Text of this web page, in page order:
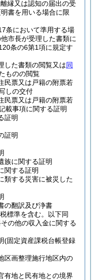
縁又は認知の届出の受
書を用いる場合に限
条において準用する場
市長が受理した書類に
条の6第1項に規定す
した書類の閲覧又は同
ものの閲覧
民票又は戸籍の附票若
しの交付
民票又は戸籍の附票若
載事項に関する証明
証明
証明
族に関する証明
関する証明
類する災害に被災した
の翻訳及び浄書
標準を含む。以下同
の他の収入金に関する
(固定資産課税台帳登録
区画整理施行地区内の
有地と民有地との境界